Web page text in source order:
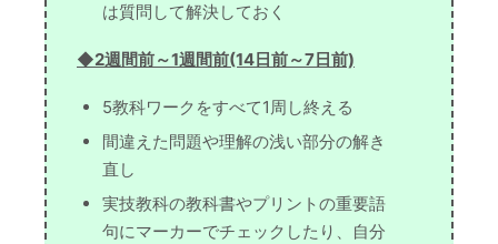
は質問して解決しておく
◆2週間前～1週間前(14日前～7日前)
5教科ワークをすべて1周し終える
間違えた問題や理解の浅い部分の解き
直し
実技教科の教科書やプリントの重要語
句にマーカーでチェックしたり、自分